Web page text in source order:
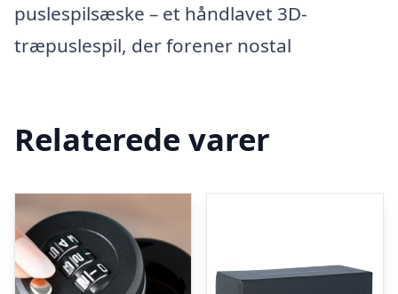
puslespilsæske – et håndlavet 3D-
træpuslespil, der forener nostal
Relaterede varer